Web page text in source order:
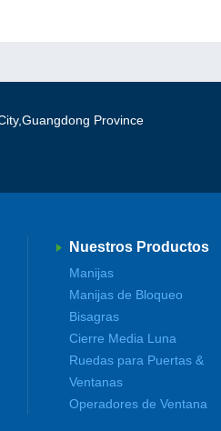
Province
Nuestros Productos
Manijas
Manijas de Bloqueo
Bisagras
Cierre Media Luna
Ruedas para Puertas &
Ventanas
Operadores de Ventana